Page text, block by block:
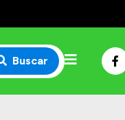
Buscar